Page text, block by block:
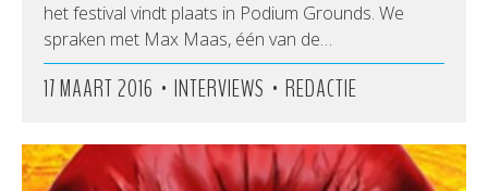
het festival vindt plaats in Podium Grounds. We
spraken met Max Maas, één van de…
17 MAART 2016 • INTERVIEWS • REDACTIE